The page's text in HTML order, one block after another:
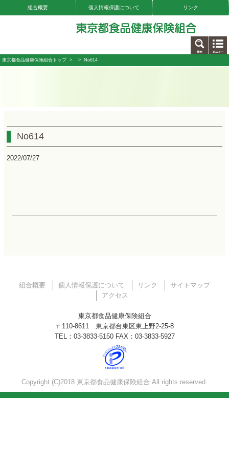
組合概要 個人情報保護について リンク
東京都食品健康保険組合トップ> > No614
No614
2022/07/27
組合概要 個人情報保護について リンク
サイトマップ
アクセス
東京都食品健康保険組合
〒110-8611 東京都台東区東上野2-25-8
TEL：03-3833-5150 FAX：03-3833-5927
Copyright (C)2018 東京都食品健康保険組合 All rights reserved.